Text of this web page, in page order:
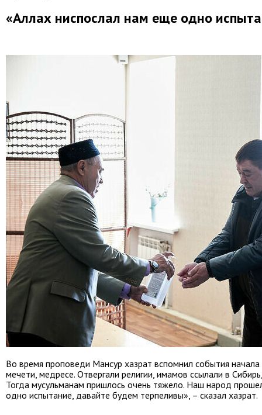
«Аллах ниспослал нам еще одно
Во время проповеди Мансур хазрат вспомнил события
мечети, медресе. Отвергали религии, имамов ссылали в
Тогда мусульманам пришлось очень тяжело. Наш народ
одно испытание, давайте будем терпеливы», – сказал хазрат.